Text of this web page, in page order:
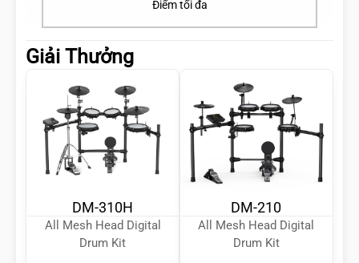
Điểm tối đa
Giải Thưởng
DM-310H
All Mesh Head Digital
Drum Kit
DM-210
All Mesh Head Digital
Drum Kit